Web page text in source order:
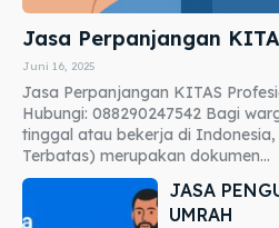
Jasa Perpanjangan
Juni 16, 2025
Jasa Perpanjangan KITAS
Hubungi: 088290247542 Bagi
tinggal atau bekerja di
Terbatas) merupakan dokumen...
JASA
UMRAH